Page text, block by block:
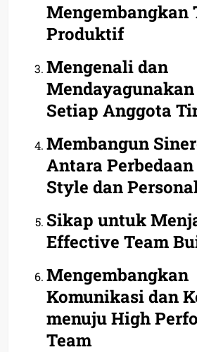
Mengembangkan
Produktif
Mengenali dan
Setiap Anggota
Membangun
Antara
Style dan
Sikap untuk
Effective Team
Mengembangkan
Komunikasi dan
menuju High
Team